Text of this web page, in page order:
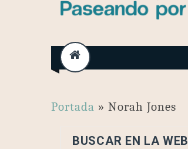
Portada » Norah Jones
BUSCAR EN LA WEB